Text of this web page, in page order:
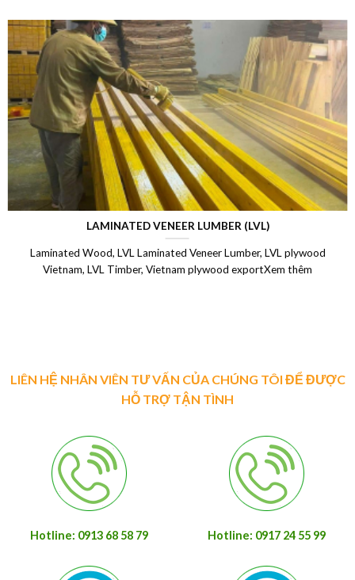
LAMINATED VENEER LUMBER (LVL)
Laminated Wood, LVL Laminated Veneer Lumber, LVL plywood
Vietnam, LVL Timber, Vietnam plywood exportXem thêm
LIÊN HỆ NHÂN VIÊN TƯ VẤN CỦA CHÚNG TÔI ĐỂ ĐƯỢC
HỖ TRỢ TẬN TÌNH
Hotline: 0913 68 58 79 Hotline: 0917 24 55 99